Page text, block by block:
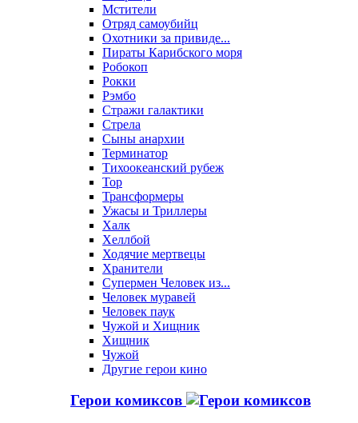
Мстители
Отряд самоубийц
Охотники за привиде...
Пираты Карибского моря
Робокоп
Рокки
Рэмбо
Стражи галактики
Стрела
Сыны анархии
Терминатор
Тихоокеанский рубеж
Тор
Трансформеры
Ужасы и Триллеры
Халк
Хеллбой
Ходячие мертвецы
Хранители
Супермен Человек из...
Человек муравей
Человек паук
Чужой и Хищник
Хищник
Чужой
Другие герои кино
Герои комиксов